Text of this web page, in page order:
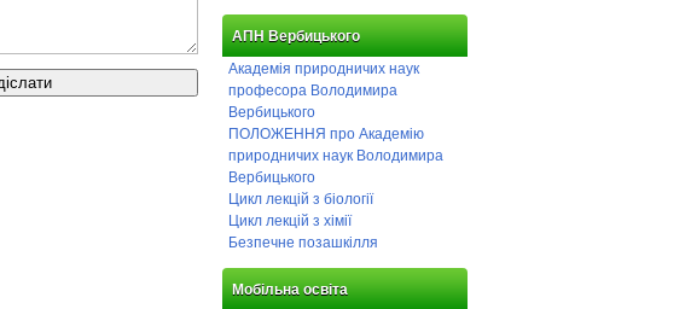
АПН Вербицького
Академія природничих наук
професора Володимира
Вербицького
ПОЛОЖЕННЯ про Академію
природничих наук Володимира
Вербицького
Цикл лекцій з біології
Цикл лекцій з хімії
Безпечне позашкілля
Мобільна освіта